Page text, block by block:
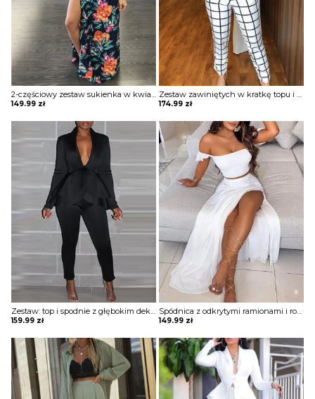
2-częściowy zestaw sukienka w kwiaty z wysokim rozcięciem Concetta
149.99 zł
Zestaw zawiniętych w kratkę topu i spodni z wysokim stanem komplet Miina
174.99 zł
159.99 zł 149.99 zł